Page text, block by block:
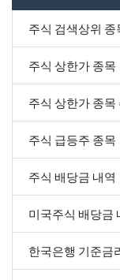
주식 검색상위 종
주식 상한가 종목
주식 상한가 종목
주식 급등주 종목
주식 배당금 내역
미국주식 배당금
한국은행 기준금